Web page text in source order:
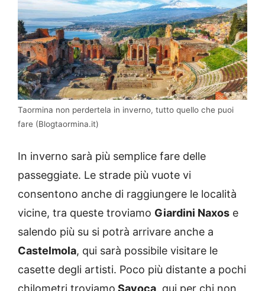
Taormina non perdertela in inverno, tutto quello che puoi
fare (Blogtaormina.it)
In inverno sarà più semplice fare delle
passeggiate. Le strade più vuote vi
consentono anche di raggiungere le località
vicine, tra queste troviamo Giardini Naxos e
salendo più su si potrà arrivare anche a
Castelmola, qui sarà possibile visitare le
casette degli artisti. Poco più distante a pochi
chilometri troviamo Savoca, qui per chi non